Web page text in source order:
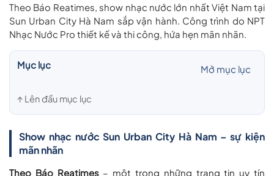
BLOG
LIÊN HỆ
Theo Báo Reatimes, show nhạc nước lớn nhất Việt Nam tại
Sun Urban City Hà Nam sắp vận hành. Công trình do NPT
Nhạc Nước Pro thiết kế và thi công, hứa hẹn mãn nhãn.
Mục lục Mở mục lục
↑ Lên đầu mục lục
Show nhạc nước Sun Urban City Hà Nam – sự kiện
mãn nhãn
Theo Báo Reatimes– một trong những trang tin uy tín